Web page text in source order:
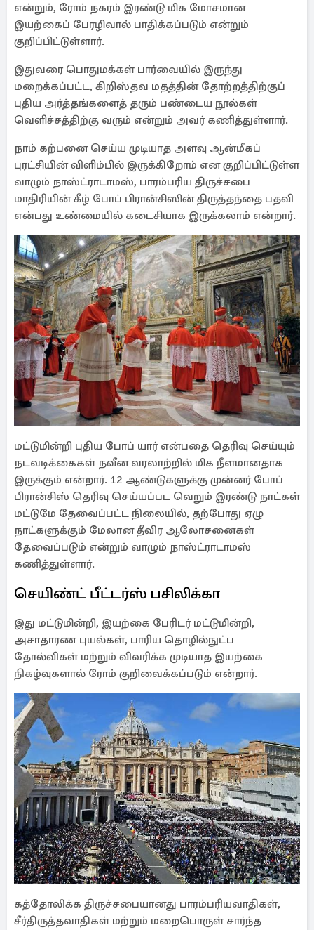
என்றும், ரோம் நகரம் இரண்டு மிக மோசமான
இயற்கைப் பேரழிவால் பாதிக்கப்படும் என்றும்
குறிப்பிட்டுள்ளார்.
இதுவரை பொதுமக்கள் பார்வையில் இருந்து
மறைக்கப்பட்ட, கிறிஸ்தவ மதத்தின் தோற்றத்திற்குப்
புதிய அர்த்தங்களைத் தரும் பண்டைய நூல்கள்
வெளிச்சத்திற்கு வரும் என்றும் அவர் கணித்துள்ளார்.
நாம் கற்பனை செய்ய முடியாத அளவு ஆன்மீகப்
புரட்சியின் விளிம்பில் இருக்கிறோம் என குறிப்பிட்டுள்ள
வாழும் நாஸ்ட்ராடாமஸ், பாரம்பரிய திருச்சபை
மாதிரியின் கீழ் போப் பிரான்சிஸின் திருத்தந்தை பதவி
என்பது உண்மையில் கடைசியாக இருக்கலாம் என்றார்.
மட்டுமின்றி புதிய போப் யார் என்பதை தெரிவு செய்யும்
நடவடிக்கைகள் நவீன வரலாற்றில் மிக நீளமானதாக
இருக்கும் என்றார். 12 ஆண்டுகளுக்கு முன்னர் போப்
பிரான்சிஸ் தெரிவு செய்யப்பட வெறும் இரண்டு நாட்கள்
மட்டுமே தேவைப்பட்ட நிலையில், தற்போது ஏழு
நாட்களுக்கும் மேலான தீவிர ஆலோசனைகள்
தேவைப்படும் என்றும் வாழும் நாஸ்ட்ராடாமஸ்
கணித்துள்ளார்.
செயிண்ட் பீட்டர்ஸ் பசிலிக்கா
இது மட்டுமின்றி, இயற்கை பேரிடர் மட்டுமின்றி,
அசாதாரண புயல்கள், பாரிய தொழில்நுட்ப
தோல்விகள் மற்றும் விவரிக்க முடியாத இயற்கை
நிகழ்வுகளால் ரோம் குறிவைக்கப்படும் என்றார்.
கத்தோலிக்க திருச்சபையானது பாரம்பரியவாதிகள்,
சீர்திருத்தவாதிகள் மற்றும் மறைபொருள் சார்ந்த